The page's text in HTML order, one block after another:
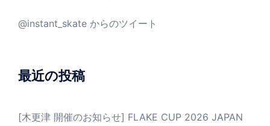
@instant_skate からのツイート
最近の投稿
[木更津 開催のお知らせ] FLAKE CUP 2026 JAPAN